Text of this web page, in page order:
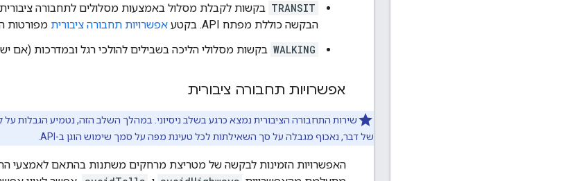
TRANSIT בקשות לקבלת מסלול באמצעות מסלולים לתחבורה
הבקשה כוללת מפתח API. בקטע
אפשרויות תחבורה ציבורית מפורטות
WALKING בקשות מסלולי הליכה בשבילים להולכי רגל ובמדרכות (אם
אפשרויות תחבורה ציבורית
של דבר, נאכוף מגבלה על סך השאילתות לכל טעינת מפה על סמך שימוש הוגן ב-API.
האפשרויות הזמינות לבקשה של מטריצת מרחקים משתנות בהתאם לאמצעי